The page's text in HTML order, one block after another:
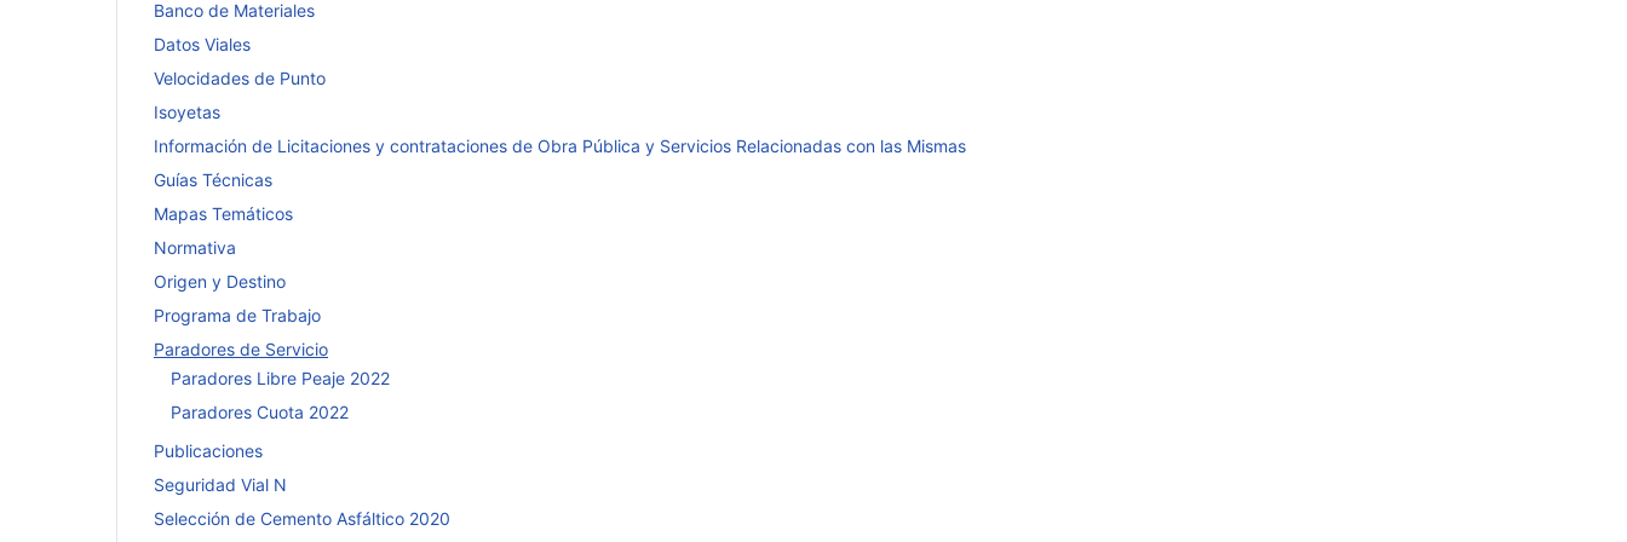
Banco de Materiales
Datos Viales
Velocidades de Punto
Isoyetas
Información de Licitaciones y contrataciones de Obra Pública y Servicios Relacionadas con las Mismas
Guías Técnicas
Mapas Temáticos
Normativa
Origen y Destino
Programa de Trabajo
Paradores de Servicio
Paradores Libre Peaje 2022
Paradores Cuota 2022
Publicaciones
Seguridad Vial N
Selección de Cemento Asfáltico 2020